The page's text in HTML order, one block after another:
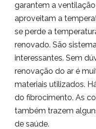
garantem a
aproveitam a
se perde a
renovado. São
interessantes. Sem
renovação do ar é
materiais utilizados.
do fibrocimento. As
também trazem
de saúde.